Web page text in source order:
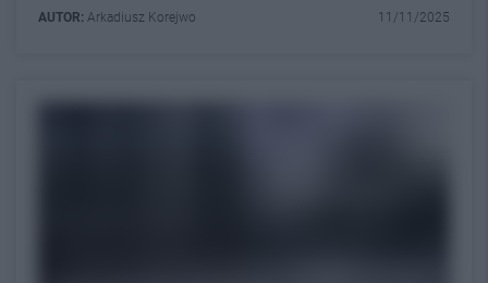
AUTOR: Arkadiusz Korejwo 11/11/2025